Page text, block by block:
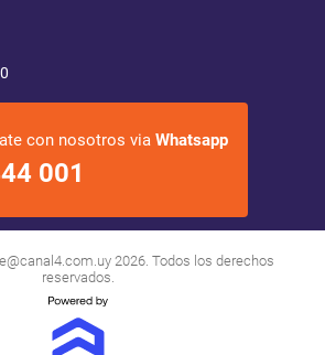
con nosotros via Whatsapp
001
2026. Todos los derechos
reservados.